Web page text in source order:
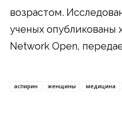
возрастом.
ученых опубликованы
Network Open,
аспирин женщины медицина